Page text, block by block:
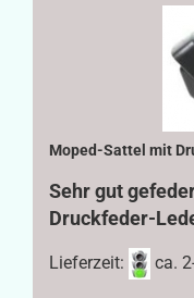
Moped-Sattel mit
Sehr gut
Druckfeder-
Lieferzeit: ca.